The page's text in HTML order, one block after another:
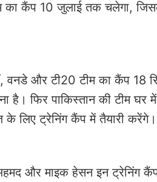
का कैंप 10 जुलाई तक चलेगा,
वनडे और टी20 टीम का कैंप 18
है। फिर पाकिस्तान की टीम घर
के लिए ट्रेनिंग कैंप में तैयारी करेंगे।
और माइक हेसन इन ट्रेनिंग